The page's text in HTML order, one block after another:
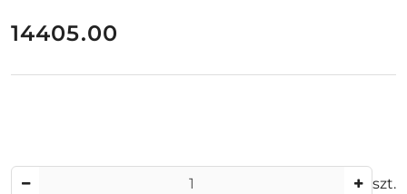
cena:
14405.00
szt.